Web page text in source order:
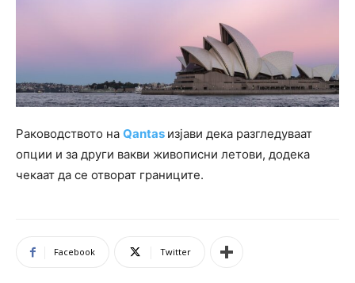
Раководството на Qantas изјави дека разгледуваат
опции и за други вакви живописни летови, додека
чекаат да се отворат границите.
Facebook Twitter